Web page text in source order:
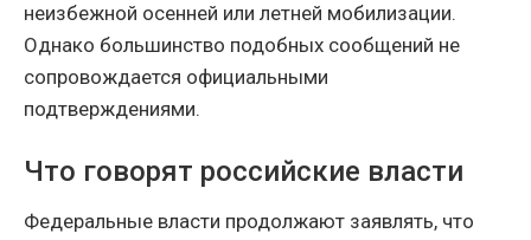
неизбежной осенней или летней мобилизации.
Однако большинство подобных сообщений не
сопровождается официальными
подтверждениями.
Что говорят российские власти
Федеральные власти продолжают заявлять, что